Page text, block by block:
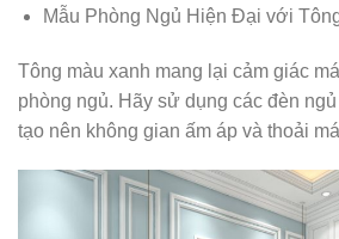
Mẫu Phòng Ngủ Hiện Đại với
Tông màu xanh mang lại cảm giác
phòng ngủ. Hãy sử dụng các đèn
tạo nên không gian ấm áp và thoải